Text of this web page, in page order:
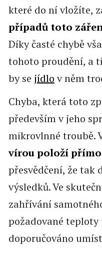
které do ní vložíte,
případů toto
Díky časté chybě
tohoto proudění, a
by se jídlov něm
Chyba, která toto
především v jeho
mikrovlnné troubě.
vírou položí
přesvědčení, že tak
výsledků. Ve
zahřívání
požadované
doporučováno